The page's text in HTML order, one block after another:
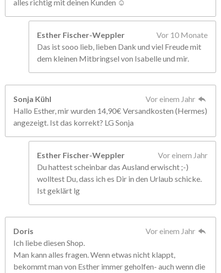
alles richtig mit deinen Kunden ☺️
Esther Fischer-Weppler
Vor 10 Monate
Das ist sooo lieb, lieben Dank und viel Freude mit
dem kleinen Mitbringsel von Isabelle und mir.
Sonja Kühl
Vor einem Jahr
Hallo Esther, mir wurden 14,90€ Versandkosten (Hermes)
angezeigt. Ist das korrekt? LG Sonja
Esther Fischer-Weppler
Vor einem Jahr
Du hattest scheinbar das Ausland erwischt ;-)
wolltest Du, dass ich es Dir in den Urlaub schicke.
Ist geklärt lg
Doris
Vor einem Jahr
Ich liebe diesen Shop.
Man kann alles fragen. Wenn etwas nicht klappt,
bekommt man von Esther immer geholfen- auch wenn die